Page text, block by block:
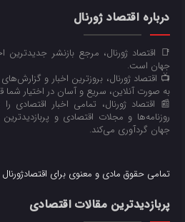
درباره اقتصاد ژورنال
📑 اقتصاد ژورنال، مرجع بازنشر جدیدترین
جهان است.
📺 اقتصاد ژورنال، بروزترین اخبار و
به صورت آنلاین، سریع و آسان در اختیار شما
📰 اقتصاد ژورنال، تمامی اخبار اقتصادی
روزنامه‌ها و مجلات اقتصادی و
جهان گردآوری می‌کند.
تمامی حقوق مادی و معنوی برای
پربازدیدترین مقالات اقتصادی